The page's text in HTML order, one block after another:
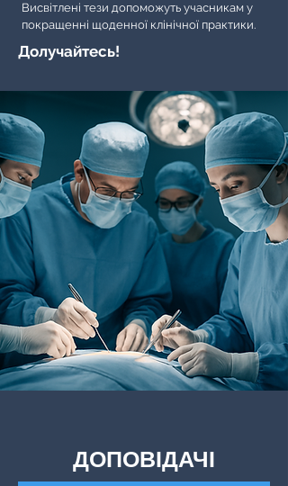
Висвітлені тези допоможуть учасникам у
покращенні щоденної клінічної практики.
Долучайтесь!
ДОПОВІДАЧІ